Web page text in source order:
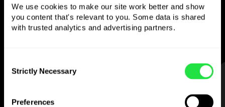
We use cookies to make our site work better and show
you content that's relevant to you. Some data is shared
with trusted analytics and advertising partners.
Selection
Strictly Necessary
Preferences
Senden Sie Geld ins Ausland,
heben Sie an Geldautomaten ohne
Provision ab, zahlen Sie mit der
SCHRITT 1